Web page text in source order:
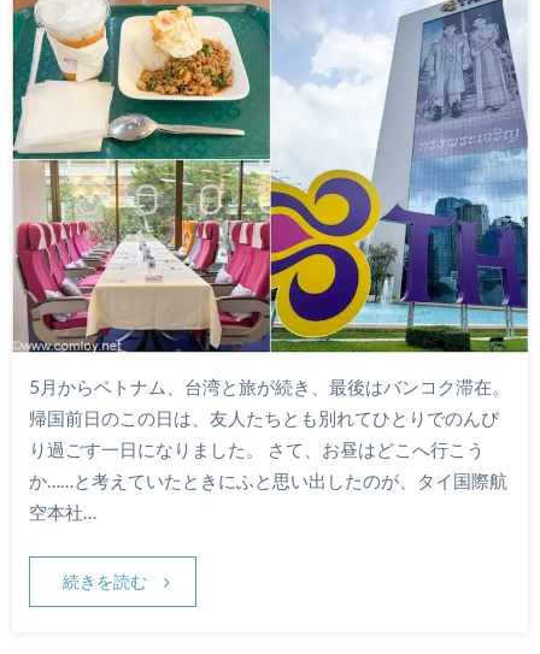
5月からベトナム、台湾と旅が続き、最後はバンコク滞在。
帰国前日のこの日は、友人たちとも別れてひとりでのんび
り過ごす一日になりました。 さて、お昼はどこへ行こう
か……と考えていたときにふと思い出したのが、タイ国際航
空本社…
続きを読む